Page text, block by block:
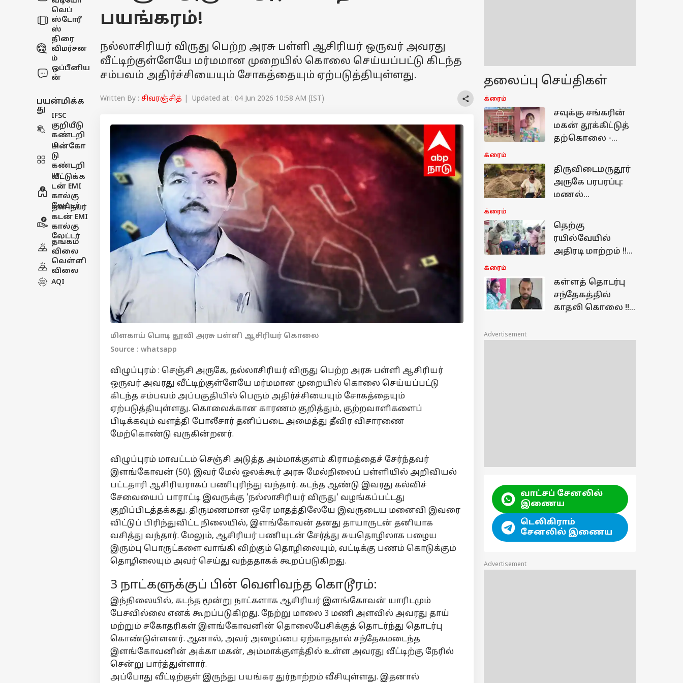
வெப்
ஸ்டோரீ
ஸ்
திரை
விமர்சன
ம்
ஒப்பீனிய
ன்
பயன்மிக்க
து
IFSC
குறியீடு
கண்டறி
ய
பின்கோ
டு
கண்டறி
ய
வீட்டுக்க
டன் EMI
கால்கு
லேட்டர்
தனிநபர்
கடன் EMI
கால்கு
லேட்டர்
தங்கம்
விலை
வெள்ளி
விலை
AQI
பயங்கரம்!
நல்லாசிரியர் விருது பெற்ற அரசு பள்ளி ஆசிரியர் ஒருவர் அவரது
வீட்டிற்குள்ளேயே மர்மமான முறையில் கொலை செய்யப்பட்டு கிடந்த
சம்பவம் அதிர்ச்சியையும் சோகத்தையும் ஏற்படுத்தியுள்ளது.
Written By : சிவரஞ்சித் | Updated at : 04 Jun 2026 10:58 AM (IST)
மிளகாய் பொடி தூவி அரசு பள்ளி ஆசிரியர் கொலை
Source : whatsapp
விழுப்புரம் : செஞ்சி அருகே, நல்லாசிரியர் விருது பெற்ற அரசு பள்ளி ஆசிரியர்
ஒருவர் அவரது வீட்டிற்குள்ளேயே மர்மமான முறையில் கொலை செய்யப்பட்டு
கிடந்த சம்பவம் அப்பகுதியில் பெரும் அதிர்ச்சியையும் சோகத்தையும்
ஏற்படுத்தியுள்ளது. கொலைக்கான காரணம் குறித்தும், குற்றவாளிகளைப்
பிடிக்கவும் வளத்தி போலீசார் தனிப்படை அமைத்து தீவிர விசாரணை
மேற்கொண்டு வருகின்றனர்.
விழுப்புரம் மாவட்டம் செஞ்சி அடுத்த அம்மாக்குளம் கிராமத்தைச் சேர்ந்தவர்
இளங்கோவன் (50). இவர் மேல் ஓலக்கூர் அரசு மேல்நிலைப் பள்ளியில் அறிவியல்
பட்டதாரி ஆசிரியராகப் பணிபுரிந்து வந்தார். கடந்த ஆண்டு இவரது கல்விச்
சேவையைப் பாராட்டி இவருக்கு 'நல்லாசிரியர் விருது' வழங்கப்பட்டது
குறிப்பிடத்தக்கது. திருமணமான ஒரே மாதத்திலேயே இவருடைய மனைவி இவரை
விட்டுப் பிரிந்துவிட்ட நிலையில், இளங்கோவன் தனது தாயாருடன் தனியாக
வசித்து வந்தார். மேலும், ஆசிரியர் பணியுடன் சேர்த்து சுயதொழிலாக பழைய
இரும்பு பொருட்களை வாங்கி விற்கும் தொழிலையும், வட்டிக்கு பணம் கொடுக்கும்
தொழிலையும் அவர் செய்து வந்ததாகக் கூறப்படுகிறது.
3 நாட்களுக்குப் பின் வெளிவந்த கொடூரம்:
இந்நிலையில், கடந்த மூன்று நாட்களாக ஆசிரியர் இளங்கோவன் யாரிடமும்
பேசவில்லை எனக் கூறப்படுகிறது. நேற்று மாலை 3 மணி அளவில் அவரது தாய்
மற்றும் சகோதரிகள் இளங்கோவனின் தொலைபேசிக்குத் தொடர்ந்து தொடர்பு
கொண்டுள்ளனர். ஆனால், அவர் அழைப்பை ஏற்காததால் சந்தேகமடைந்த
இளங்கோவனின் அக்கா மகன், அம்மாக்குளத்தில் உள்ள அவரது வீட்டிற்கு நேரில்
சென்று பார்த்துள்ளார்.
அப்போது வீட்டிற்குள் இருந்து பயங்கர துர்நாற்றம் வீசியுள்ளது. இதனால்
தலைப்பு செய்திகள்
க்ரைம்
சவுக்கு சங்கரின்
மகன் தூக்கிட்டுத்
தற்கொலை -
பெரும் பரபரப்பு!
க்ரைம்
திருவிடைமருதூர்
அருகே பரபரப்பு:
மணல்
தடுத்த
விவசாயியை
குழிக்குள் தள்ளிப்
புதைக்க முயற்சி
க்ரைம்
தெற்கு
ரயில்வேயில்
அதிரடி மாற்றம் !!
நிலையங்களில்
களமிறங்கும்
மாவட்ட போலீசார்
க்ரைம்
கள்ளத் தொடர்பு
சந்தேகத்தில்
காதலி கொலை !!
Advertisement
வாட்சப் சேனலில்
இணைய
டெலிகிராம்
சேனலில் இணைய
Advertisement
Hello Guest
எங்களிடம்
பர்சனல் கார்னர்
முக்கிய கட்டுரைகள் டாப் ரீல்ஸ்